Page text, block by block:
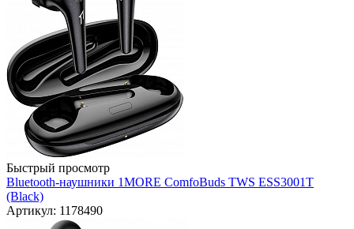
Быстрый просмотр
Bluetooth-наушники 1MORE ComfoBuds TWS ESS3001T
(Black)
Артикул: 1178490